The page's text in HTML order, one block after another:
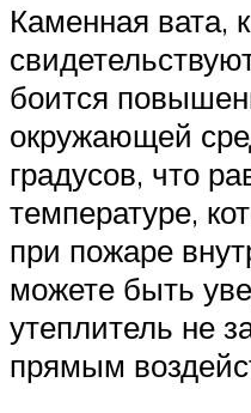
Каменная вата,
боится
окружающей
градусов, что
температуре,
при пожаре
можете быть
утеплитель не
прямым